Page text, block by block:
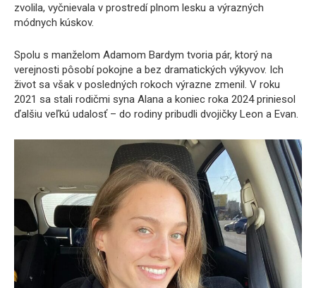
zvolila, vyčnievala v prostredí plnom lesku a výrazných
módnych kúskov.
Spolu s manželom Adamom Bardym tvoria pár, ktorý na
verejnosti pôsobí pokojne a bez dramatických výkyvov. Ich
život sa však v posledných rokoch výrazne zmenil. V roku
2021 sa stali rodičmi syna Alana a koniec roka 2024 priniesol
ďalšiu veľkú udalosť – do rodiny pribudli dvojičky Leon a Evan.